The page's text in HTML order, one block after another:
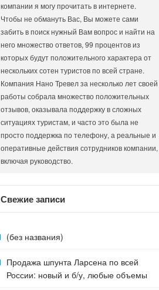
компании я могу прочитать в интернете.
Чтобы не обмануть Вас, Вы можете сами
забить в поиск нужный Вам вопрос и найти на
него множество ответов, 99 процентов из
которых будут положительного характера от
нескольких сотен туристов по всей стране.
Компания Нано Тревел за несколько лет своей
работы собрала множество положительных
отзывов, оказывала поддержку в сложных
ситуациях туристам, и часто это была не
просто поддержка по телефону, а реальные и
оперативные действия сотрудников компании,
включая руководство.
Свежие записи
(без названия)
Продажа шпунта Ларсена по всей
России: новый и б/у, любые объемы